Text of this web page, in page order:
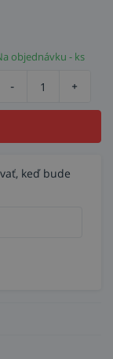
objednávku - ks
- +
keď bude